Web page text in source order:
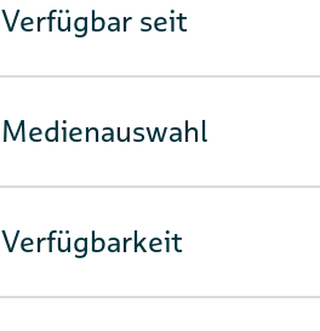
Verfügbar seit
Medienauswahl
Verfügbarkeit